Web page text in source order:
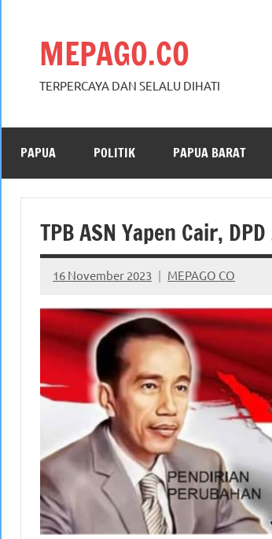
MEPAGO.CO
TERPERCAYA DAN SELALU DIHATI
PAPUA POLITIK PAPUA BARAT
TPB ASN Yapen Cair,
16 November 2023 MEPAGO CO
No
comments